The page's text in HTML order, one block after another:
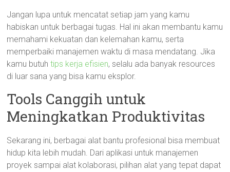
Jangan lupa untuk mencatat setiap jam yang kamu
habiskan untuk berbagai tugas. Hal ini akan membantu kamu
memahami kekuatan dan kelemahan kamu, serta
memperbaiki manajemen waktu di masa mendatang. Jika
kamu butuhtips kerja efisien, selalu ada banyak resources
di luar sana yang bisa kamu eksplor.
Tools Canggih untuk
Meningkatkan Produktivitas
Sekarang ini, berbagai alat bantu profesional bisa membuat
hidup kita lebih mudah. Dari aplikasi untuk manajemen
proyek sampai alat kolaborasi, pilihan alat yang tepat dapat